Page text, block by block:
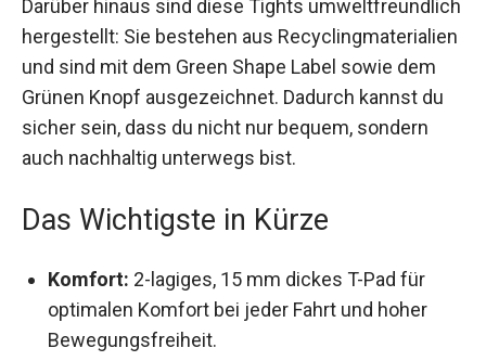
Darüber hinaus sind diese Tights
umweltfreundlich hergestellt: Sie bestehen aus
Recyclingmaterialien und sind mit dem Green
Shape Label sowie dem Grünen Knopf
ausgezeichnet. Dadurch kannst du sicher sein,
dass du nicht nur bequem, sondern auch
Komfort:2-lagiges, 15 mm dickes T-Pad für
optimalen Komfort bei jeder Fahrt und hoher